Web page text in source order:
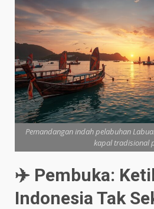
Pemandangan indah pelabuhan
kapal tradisional
✈️ Pembuka:
Indonesia Tak